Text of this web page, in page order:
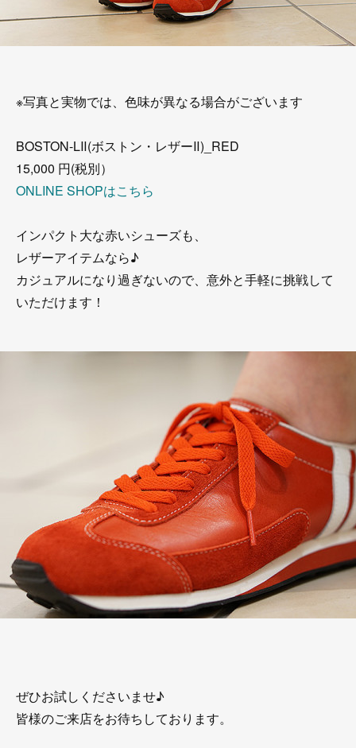
※写真と実物では、色味が異なる場合がございます
BOSTON-LⅡ(ボストン・レザーⅡ)_RED
15,000 円(税別）
ONLINE SHOPはこちら
インパクト大な赤いシューズも、
レザーアイテムなら♪
カジュアルになり過ぎないので、意外と手軽に挑戦して
いただけます！
ぜひお試しくださいませ♪
皆様のご来店をお待ちしております。